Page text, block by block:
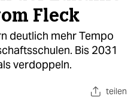
Fleck
deutlich mehr Tempo
Bis 2031
verdoppeln.
teilen